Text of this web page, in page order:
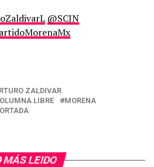
@SCJN
ZALDIVAR
LIBRE
MORENA
MÁS LEIDO